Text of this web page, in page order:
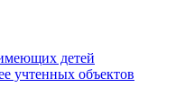
детей
учтенных объектов